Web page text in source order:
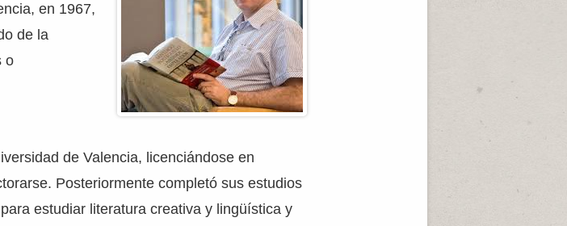
en 1967,
de la
o
de Valencia, licenciándose en
Posteriormente completó sus estudios
estudiar literatura creativa y lingüística y